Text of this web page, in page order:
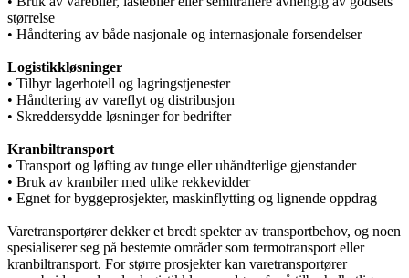
størrelse
• Håndtering av både nasjonale og internasjonale forsendelser
Logistikkløsninger
• Tilbyr lagerhotell og lagringstjenester
• Håndtering av vareflyt og distribusjon
• Skreddersydde løsninger for bedrifter
Kranbiltransport
• Transport og løfting av tunge eller uhåndterlige gjenstander
• Bruk av kranbiler med ulike rekkevidder
• Egnet for byggeprosjekter, maskinflytting og lignende oppdrag
Varetransportører dekker et bredt spekter av transportbehov, og noen
spesialiserer seg på bestemte områder som termotransport eller
kranbiltransport. For større prosjekter kan varetransportører